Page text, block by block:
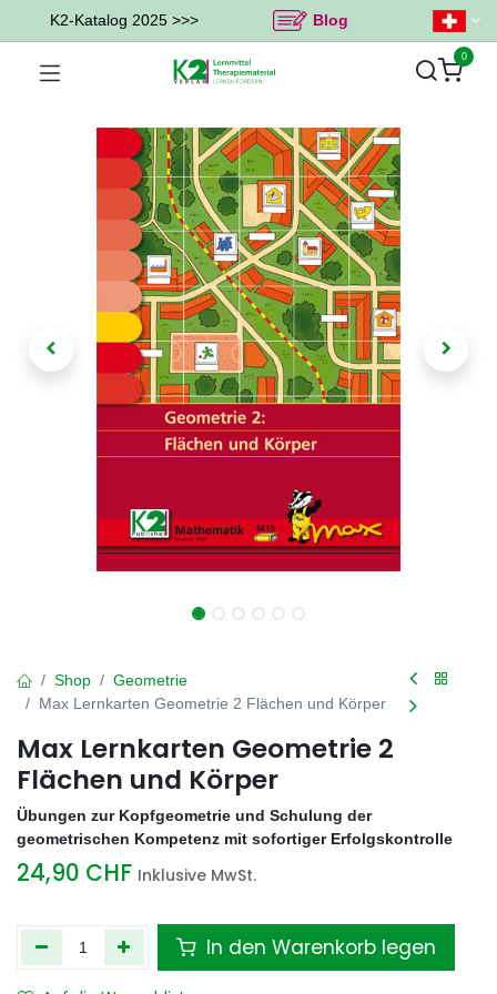
K2-Katalog 2025 >>> Blog
0
Shop
Geometrie
Max Lernkarten Geometrie 2 Flächen und Körper
Max Lernkarten Geometrie 2
Flächen und Körper
Übungen zur Kopfgeometrie und Schulung der
geometrischen Kompetenz mit sofortiger Erfolgskontrolle
24,90 CHF Inklusive MwSt.
In den Warenkorb legen